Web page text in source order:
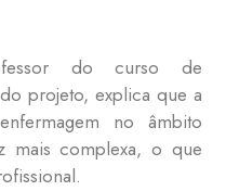
do curso de
projeto, explica que a
no âmbito
mais complexa, o que